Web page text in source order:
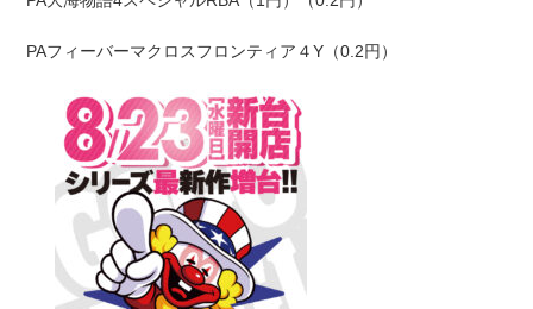
PAフィーバーマクロスフロンティア４Y （0.2円）